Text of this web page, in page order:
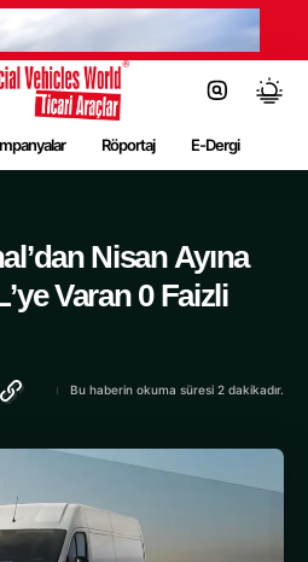
Röportaj E-Dergi
Nisan Ayına
Varan 0 Faizli
Bu haberin okuma süresi 2 dakikadır.